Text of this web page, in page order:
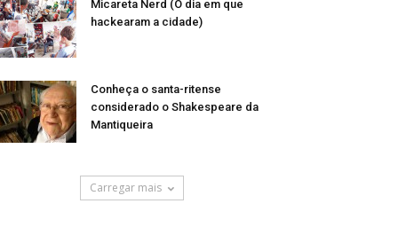
Micareta Nerd (O dia em que
hackearam a cidade)
Conheça o santa-ritense
considerado o Shakespeare da
Mantiqueira
Carregar mais